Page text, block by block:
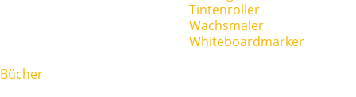
Tintenroller
Wachsmaler
Whiteboardmarker
Bücher